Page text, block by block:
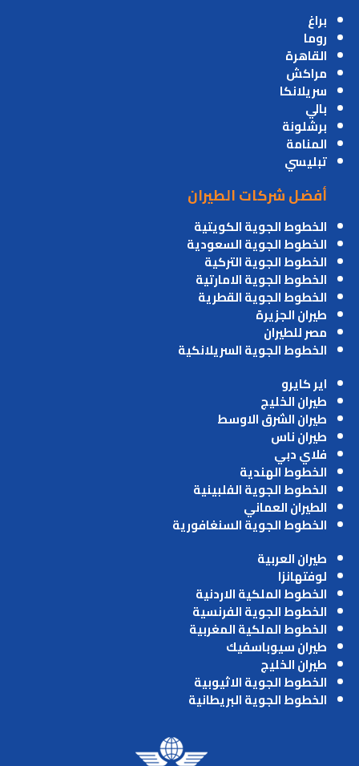
براغ
روما
القاهرة
مراكش
سريلانكا
بالي
برشلونة
المنامة
تبليسي
أفضل شركات الطيران
الخطوط الجوية الكويتية
الخطوط الجوية السعودية
الخطوط الجوية التركية
الخطوط الجوية الامارتية
الخطوط الجوية القطرية
طيران الجزيرة
مصر للطيران
الخطوط الجوية السريلانكية
اير كايرو
طيران الخليج
طيران الشرق الاوسط
طيران ناس
فلاي دبي
الخطوط الهندية
الخطوط الجوية الفلبينية
الطيران العماني
الخطوط الجوية السنغافورية
طيران العربية
لوفتهانزا
الخطوط الملكية الاردنية
الخطوط الجوية الفرنسية
الخطوط الملكية المغربية
طيران سيوباسفيك
طيران الخليج
الخطوط الجوية الاثيوبية
الخطوط الجوية البريطانية